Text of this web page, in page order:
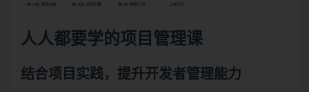
人人都要学的项目管理课
结合项目实践，提升开发者管理能力